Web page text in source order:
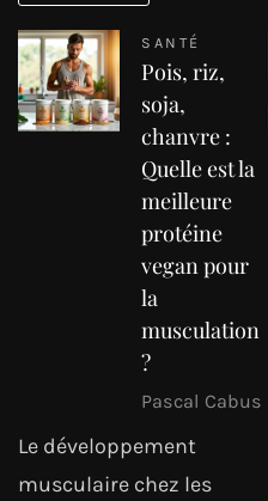
SANTÉ
Pois, riz,
soja,
chanvre :
Quelle est la
meilleure
protéine
vegan pour
la
musculation
?
Pascal Cabus
Le développement
musculaire chez les